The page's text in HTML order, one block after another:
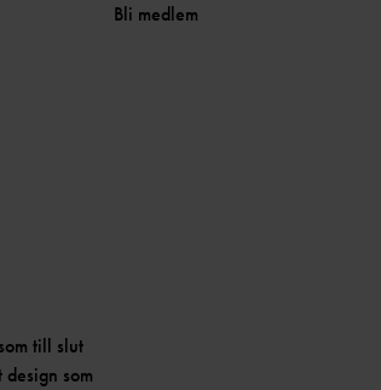
Bli medlem
till slut
som